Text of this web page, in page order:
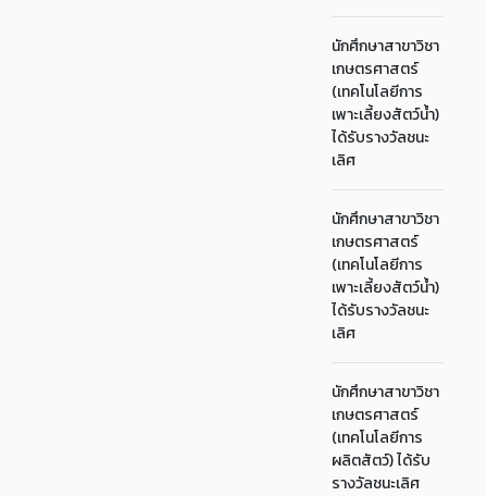
นักศึกษาสาขาวิชา
เกษตรศาสตร์
(เทคโนโลยีการ
เพาะเลี้ยงสัตว์น้ำ)
ได้รับรางวัลชนะ
เลิศ
นักศึกษาสาขาวิชา
เกษตรศาสตร์
(เทคโนโลยีการ
เพาะเลี้ยงสัตว์น้ำ)
ได้รับรางวัลชนะ
เลิศ
นักศึกษาสาขาวิชา
เกษตรศาสตร์
(เทคโนโลยีการ
ผลิตสัตว์) ได้รับ
รางวัลชนะเลิศ